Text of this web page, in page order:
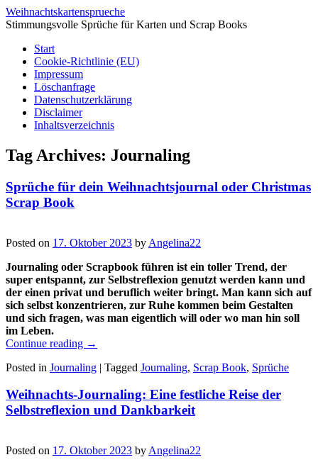
Weihnachtskartensprueche
Stimmungsvolle Sprüche für Karten und Scrap Books
Start
Cookie-Richtlinie (EU)
Impressum
Löschanfrage
Datenschutzerklärung
Disclaimer
Inhaltsverzeichnis
Tag Archives: Journaling
Sprüche für dein Weihnachtsjournal oder Christmas
Scrap Book
Posted on 17. Oktober 2023 by Angelina22
Journaling oder Scrapbook führen ist ein toller Trend, der
super entspannt, zur Selbstreflexion genutzt werden kann und
der einen privat und beruflich weiter bringt. Man kann sich auf
sich selbst konzentrieren, zur Ruhe kommen beim Gestalten
und sich fragen, was man eigentlich will oder wo man hin soll
im Leben.
Continue reading →
Posted in Journaling | Tagged Journaling, Scrap Book, Sprüche
Weihnachts-Journaling: Eine festliche Reise der
Selbstreflexion und Dankbarkeit
Posted on 17. Oktober 2023 by Angelina22